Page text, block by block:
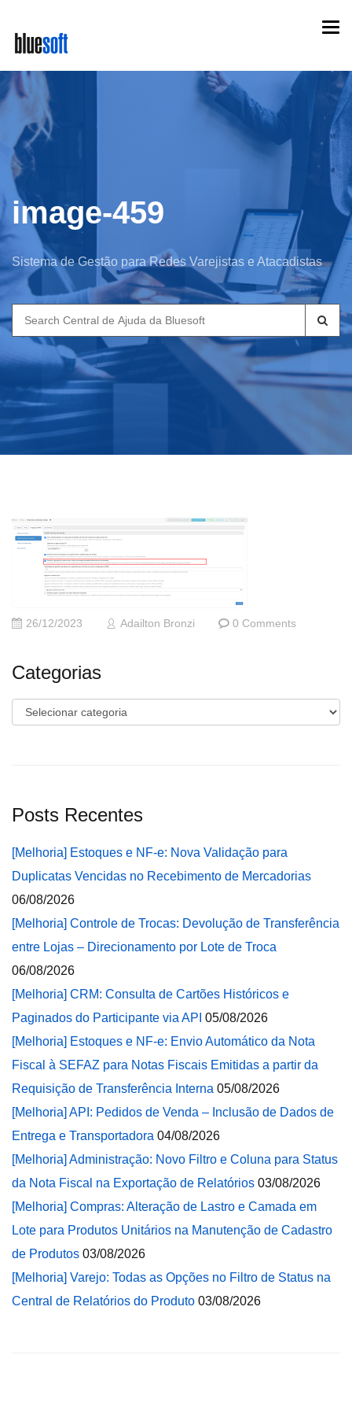
main
content
image-459
Sistema de Gestão para Redes Varejistas e Atacadistas
Search
for:
26/12/2023 Adailton Bronzi 0 Comments
Categorias
Categorias
Posts Recentes
[Melhoria] Estoques e NF-e: Nova Validação para
Duplicatas Vencidas no Recebimento de Mercadorias
06/08/2026
[Melhoria] Controle de Trocas: Devolução de Transferência
entre Lojas – Direcionamento por Lote de Troca
06/08/2026
[Melhoria] CRM: Consulta de Cartões Históricos e
Paginados do Participante via API 05/08/2026
[Melhoria] Estoques e NF-e: Envio Automático da Nota
Fiscal à SEFAZ para Notas Fiscais Emitidas a partir da
Requisição de Transferência Interna 05/08/2026
[Melhoria] API: Pedidos de Venda – Inclusão de Dados de
Entrega e Transportadora 04/08/2026
[Melhoria] Administração: Novo Filtro e Coluna para Status
da Nota Fiscal na Exportação de Relatórios 03/08/2026
[Melhoria] Compras: Alteração de Lastro e Camada em
Lote para Produtos Unitários na Manutenção de Cadastro
de Produtos 03/08/2026
[Melhoria] Varejo: Todas as Opções no Filtro de Status na
Central de Relatórios do Produto 03/08/2026